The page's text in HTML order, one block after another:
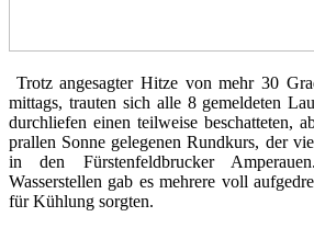
Trotz angesagter Hitze von mehr 30
mittags, trauten sich alle 8 gemeldeten
durchliefen einen teilweise beschatteten,
prallen Sonne gelegenen Rundkurs, der
in den Fürstenfeldbrucker
Wasserstellen gab es mehrere voll
für Kühlung sorgten.